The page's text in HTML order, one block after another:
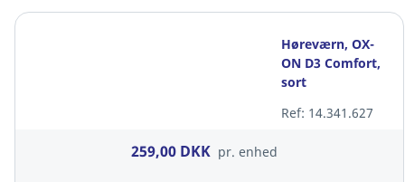
Høreværn, OX-
ON D3 Comfort,
sort
Ref: 14.341.627
259,00 DKK pr. enhed